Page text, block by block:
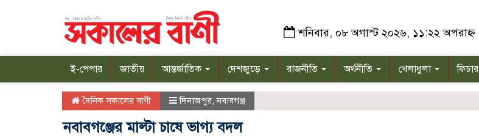
শনিবার, ০৮ অগাস্ট ২০২৬, ১১:২২ অপরাহ্ন
ই-পেপার জাতীয় আন্তর্জাতিক দেশজুড়ে রাজনীতি অর্থনীতি খেলাধুলা ফিচার
দৈনিক সকালের বাণী দিনাজপুর ,নবাবগঞ্জ
নবাবগঞ্জের মাল্টা চাষে ভাগ্য বদল